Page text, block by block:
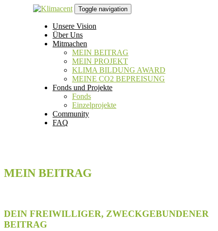
Toggle navigation
Unsere Vision
Über Uns
Mitmachen
MEIN BEITRAG
MEIN PROJEKT
KLIMA BILDUNG AWARD
MEINE CO2 BEPREISUNG
Fonds und Projekte
Fonds
Einzelprojekte
Community
FAQ
MEIN BEITRAG
DEIN FREIWILLIGER, ZWECKGEBUNDENER
BEITRAG